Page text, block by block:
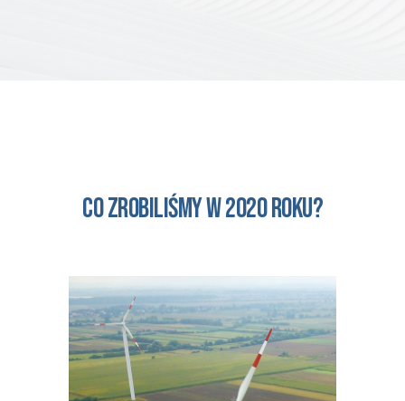
Co zrobiliśmy w 2020 roku?